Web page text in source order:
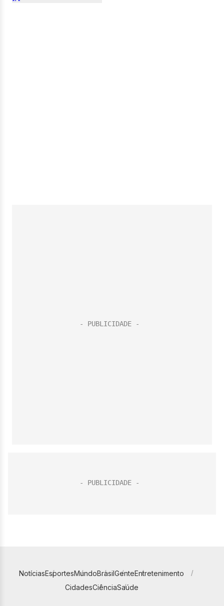
NotíciasEsportesMundoBrasilGenteEntretenimento
CidadesCiênciaSaúde